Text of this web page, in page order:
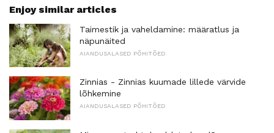
Enjoy similar articles
Taimestik ja vaheldamine: määratlus ja
näpunäited
AIANDUSALASED PÕHITÕED
Zinnias - Zinnias kuumade lillede värvide
lõhkemine
AIANDUSALASED PÕHITÕED